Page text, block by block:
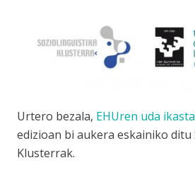
Urtero bezala, EHUren uda
edizioan bi aukera eskainiko
Klusterrak.